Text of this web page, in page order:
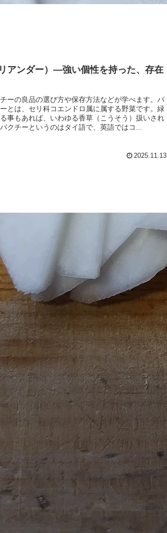
アンダー）―強い個性を持った、存在
ーの良品の選び方や保存方法などが学べます。パ
とは、セリ科コエンドロ属に属する野菜です。緑
事もあれば、いわゆる香草（こうそう）扱いされ
クチーというのはタイ語で、英語ではコ...
2025.11.13